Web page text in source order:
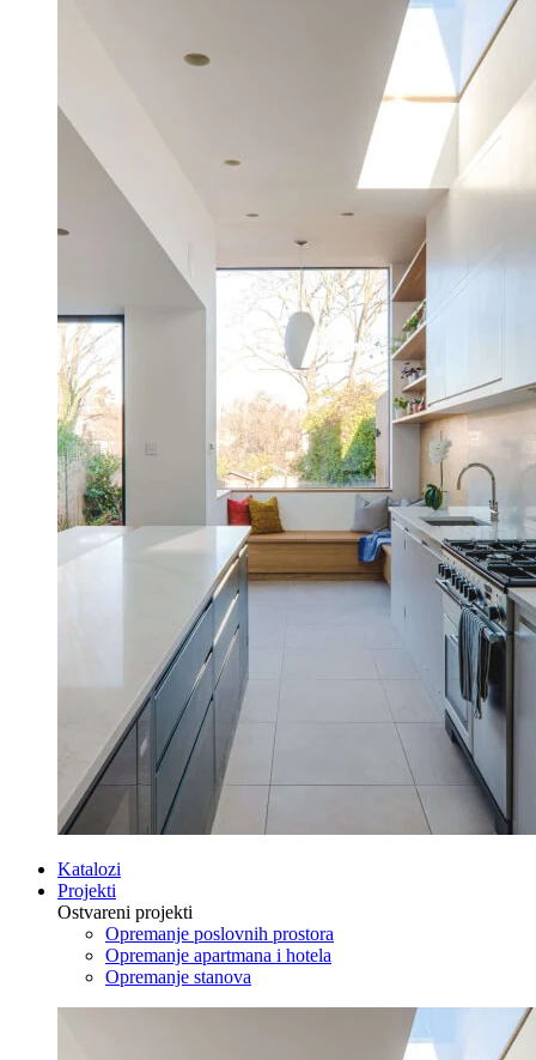
Katalozi
Projekti
Ostvareni projekti
Opremanje poslovnih prostora
Opremanje apartmana i hotela
Opremanje stanova